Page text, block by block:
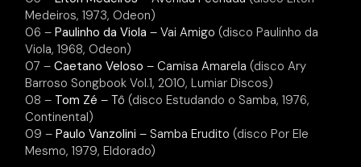
Medeiros, 1973, Odeon)
06 –Paulinho da Viola – Vai Amigo (disco Paulinho da
Viola, 1968, Odeon)
07 –Caetano Veloso – Camisa Amarela (disco Ary
Barroso Songbook Vol.1, 2010, Lumiar Discos)
08 – Tom Zé – Tô (disco Estudando o Samba, 1976,
Continental)
09 – Paulo Vanzolini – Samba Erudito (disco Por Ele
Mesmo, 1979, Eldorado)